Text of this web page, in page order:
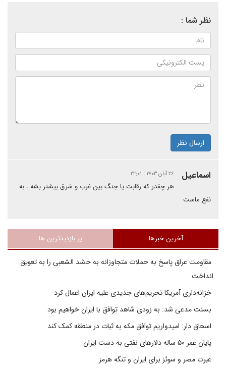
نظر شما :
ارسال نظر
اسماعیل ۲۶ آبان ۱۴۰۳ | ۲۲:۰۱
هر چقدر که رقابت یا جنگ بین غرب و شرق بیشتر بشه ، به
نفع ماست
آخرین خبرها پر بازدیدترین ها
مقاومت عراق پاسخ به حملات متجاوزانه به حشد الشعبی را به تعویق
انداخت
خزانه‌داری آمریکا تحریم‌های جدیدی علیه ایران اعمال کرد
بسنت مدعی شد: به زودی شاهد توافق با ایران خواهیم بود
اسحاق دار: امیدواریم توافق مکه به ثبات در منطقه کمک کند
پایان عمر ۵۰ ساله دلارهای نفتی به دست ایران
عبرت مصر و سوئز برای ایران و تنگه هرمز